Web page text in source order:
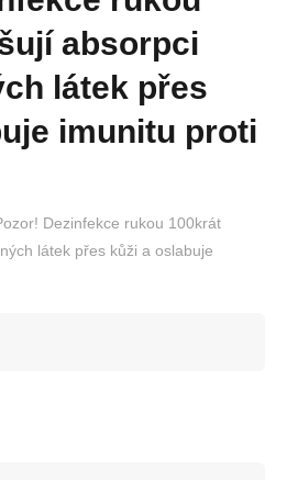
absorpci
látek přes
imunitu proti
Dezinfekce rukou 100krát
látek přes kůži a oslabuje